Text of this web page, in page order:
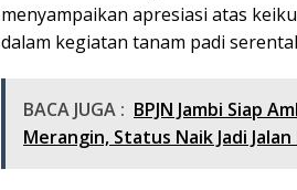
menyampaikan apresiasi atas
dalam kegiatan tanam padi
BACA JUGA : BPJN Jambi Siap
Merangin, Status Naik Jadi